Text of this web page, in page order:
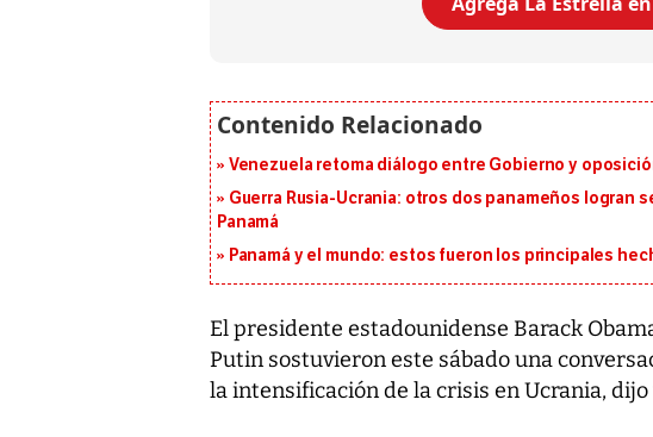
Venezuela retoma diálogo entre Gobierno y
Guerra Rusia-Ucrania: otros dos panameños logran
Panamá
Panamá y el mundo: estos fueron los principales
El presidente estadounidense Barack
Putin sostuvieron este sábado una
la intensificación de la crisis en Ucrania,